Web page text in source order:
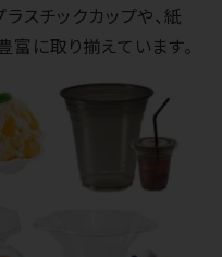
スチックカップや、紙
に取り揃えています。